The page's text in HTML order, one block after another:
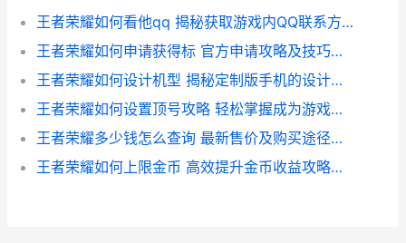
王者荣耀如何看他qq 揭秘获取游戏内QQ联系方式的方法指南
王者荣耀如何申请获得标 官方申请攻略及技巧解析
王者荣耀如何设计机型 揭秘定制版手机的设计理念与性能优势
王者荣耀如何设置顶号攻略 轻松掌握成为游戏霸主的秘密设置技巧
王者荣耀多少钱怎么查询 最新售价及购买途径全解析
王者荣耀如何上限金币 高效提升金币收益攻略解析